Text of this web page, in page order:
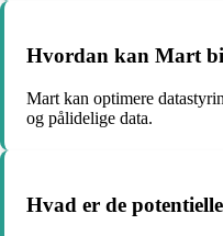
Hvordan kan Mart
Mart kan optimere
og pålidelige data.
Hvad er de